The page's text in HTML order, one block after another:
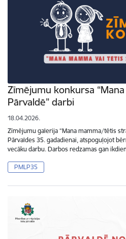
Zīmējumu konkursa
Pārvaldē” darbi
18.04.2026.
Zīmējumu galerija “Mana mamma/tētis
Pārvaldes 35. gadadienai, atspoguļojot
vecāku darbu. Darbos redzamas gan
PMLP35